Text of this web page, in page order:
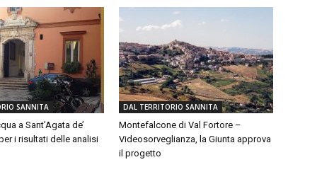
SANNITA
a Sant’Agata de’
i risultati delle analisi
DAL TERRITORIO SANNITA
Montefalcone di Val Fortore –
Videosorveglianza, la Giunta approva
il progetto